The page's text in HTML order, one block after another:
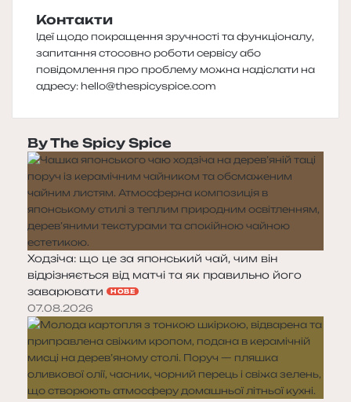
Контакти
Ідеї щодо покращення зручності та функціоналу,
запитання стосовно роботи сервісу або
повідомлення про проблему можна надіслати на
адресу: hello@thespicyspice.com
By The Spicy Spice
Ходзіча: що це за японський чай, чим він
відрізняється від матчі та як правильно його
заварювати
НОВЕ
07.08.2026